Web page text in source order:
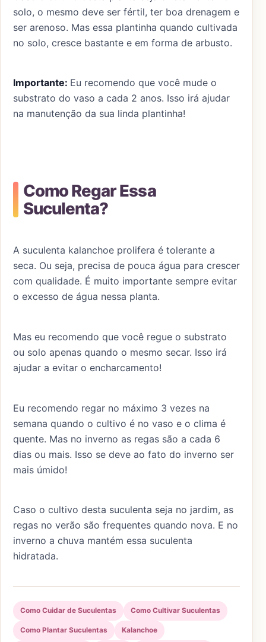
solo, o mesmo deve ser fértil, ter boa drenagem e
ser arenoso. Mas essa plantinha quando cultivada
no solo, cresce bastante e em forma de arbusto.
Importante: Eu recomendo que você mude o
substrato do vaso a cada 2 anos. Isso irá ajudar
na manutenção da sua linda plantinha!
Como Regar Essa
Suculenta?
A suculenta kalanchoe prolifera é tolerante a
seca. Ou seja, precisa de pouca água para crescer
com qualidade. É muito importante sempre evitar
o excesso de água nessa planta.
Mas eu recomendo que você regue o substrato
ou solo apenas quando o mesmo secar. Isso irá
ajudar a evitar o encharcamento!
Eu recomendo regar no máximo 3 vezes na
semana quando o cultivo é no vaso e o clima é
quente. Mas no inverno as regas são a cada 6
dias ou mais. Isso se deve ao fato do inverno ser
mais úmido!
Caso o cultivo desta suculenta seja no jardim, as
regas no verão são frequentes quando nova. E no
inverno a chuva mantém essa suculenta
hidratada.
Como Cuidar de Suculentas Como Cultivar Suculentas
Como Plantar Suculentas Kalanchoe